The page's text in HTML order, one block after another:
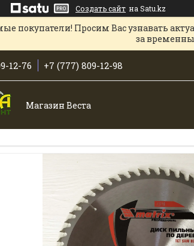
Создать сайт на Satu.kz
покупатели! Просим Вас узнавать
за
12-76 +7 (777) 809-12-98
Магазин Веста